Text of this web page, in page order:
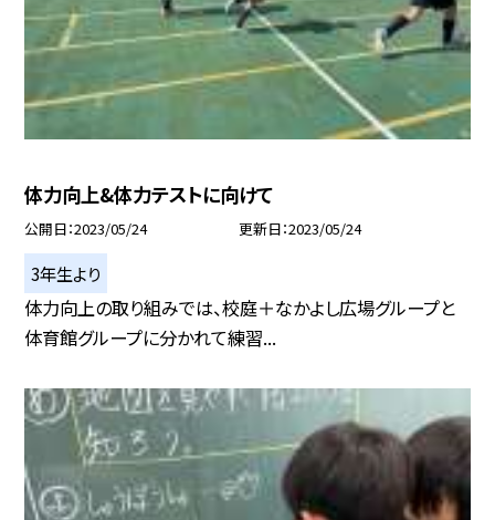
体力向上&体力テストに向けて
公開日 2023/05/24 更新日 2023/05/24
3年生より
体力向上の取り組みでは、校庭＋なかよし広場グループと
体育館グループに分かれて練習...